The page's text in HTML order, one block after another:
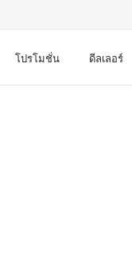
โปรโมชั่น ดีลเลอร์